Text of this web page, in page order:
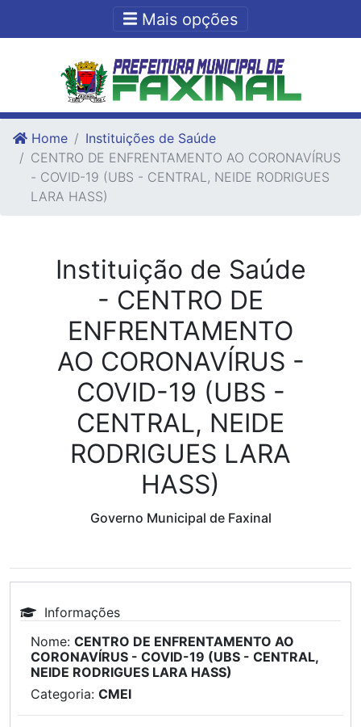
Ir para o fim do conteudo
Mais opções
Home
Instituições de Saúde
CENTRO DE ENFRENTAMENTO AO CORONAVÍRUS
- COVID-19 (UBS - CENTRAL, NEIDE RODRIGUES
LARA HASS)
Instituição de Saúde
- CENTRO DE
ENFRENTAMENTO
AO CORONAVÍRUS -
COVID-19 (UBS -
CENTRAL, NEIDE
RODRIGUES LARA
HASS)
Governo Municipal de Faxinal
Informações
Nome: CENTRO DE ENFRENTAMENTO AO
CORONAVÍRUS - COVID-19 (UBS - CENTRAL,
NEIDE RODRIGUES LARA HASS)
Categoria: CMEI